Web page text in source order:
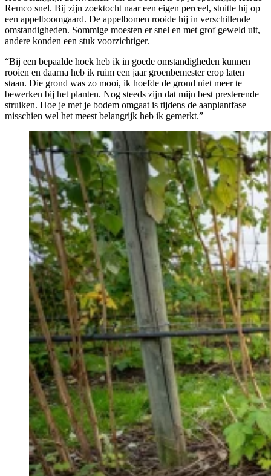
Remco snel. Bij zijn zoektocht naar een eigen perceel, stuitte hij op
een appelboomgaard. De appelbomen rooide hij in verschillende
omstandigheden. Sommige moesten er snel en met grof geweld uit,
andere konden een stuk voorzichtiger.
“Bij een bepaalde hoek heb ik in goede omstandigheden kunnen
rooien en daarna heb ik ruim een jaar groenbemester erop laten
staan. Die grond was zo mooi, ik hoefde de grond niet meer te
bewerken bij het planten. Nog steeds zijn dat mijn best presterende
struiken. Hoe je met je bodem omgaat is tijdens de aanplantfase
misschien wel het meest belangrijk heb ik gemerkt.”